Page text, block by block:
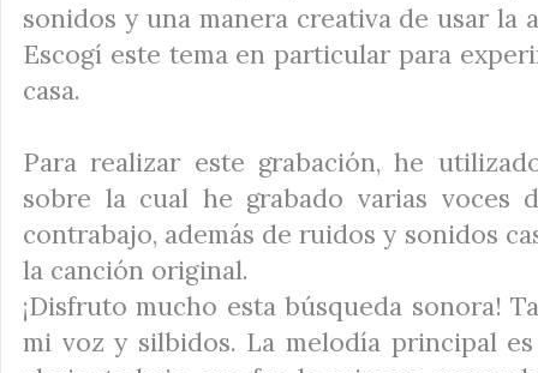
sonidos y una manera creativa de usar la
Escogí este tema en particular para
casa.
Para realizar este grabación, he
sobre la cual he grabado varias voces
contrabajo, además de ruidos y sonidos
la canción original.
¡Disfruto mucho esta búsqueda sonora!
mi voz y silbidos. La melodía principal